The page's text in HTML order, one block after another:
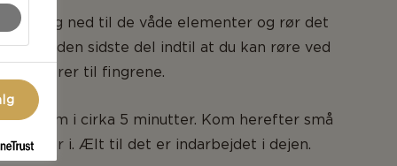
blanding ned til de våde elementer og rør det
med den sidste del indtil at du kan røre ved
klistrer til fingrene.
i cirka 5 minutter. Kom herefter små
smør i. Ælt til det er indarbejdet i dejen.